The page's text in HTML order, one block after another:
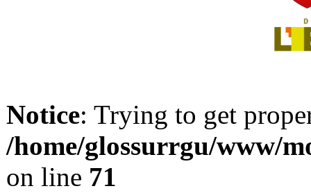
Notice: Trying to get
/home/glossurrgu/www/
on line 71